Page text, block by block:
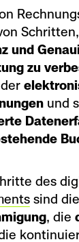
und
zu
und
des
sind
, die